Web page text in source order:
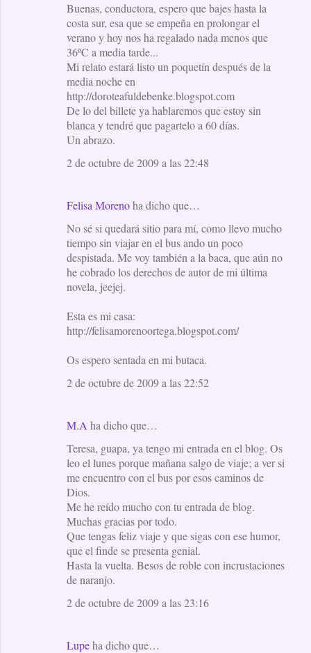
Buenas, conductora, espero que bajes hasta la
costa sur, esa que se empeña en prolongar el
verano y hoy nos ha regalado nada menos que
36ºC a media tarde...
Mi relato estará listo un poquetín después de la
media noche en
http://doroteafuldebenke.blogspot.com
De lo del billete ya hablaremos que estoy sin
blanca y tendré que pagartelo a 60 días.
Un abrazo.
2 de octubre de 2009 a las 22:48
Felisa Morenoha dicho que…
No sé si quedará sitio para mí, como llevo mucho
tiempo sin viajar en el bus ando un poco
despistada. Me voy también a la baca, que aún no
he cobrado los derechos de autor de mi última
novela, jeejej.
Esta es mi casa:
http://felisamorenoortega.blogspot.com/
Os espero sentada en mi butaca.
2 de octubre de 2009 a las 22:52
M.A ha dicho que…
Teresa, guapa, ya tengo mi entrada en el blog. Os
leo el lunes porque mañana salgo de viaje; a ver si
me encuentro con el bus por esos caminos de
Dios.
Me he reído mucho con tu entrada de blog.
Muchas gracias por todo.
Que tengas feliz viaje y que sigas con ese humor,
que el finde se presenta genial.
Hasta la vuelta. Besos de roble con incrustaciones
de naranjo.
2 de octubre de 2009 a las 23:16
Lupeha dicho que…